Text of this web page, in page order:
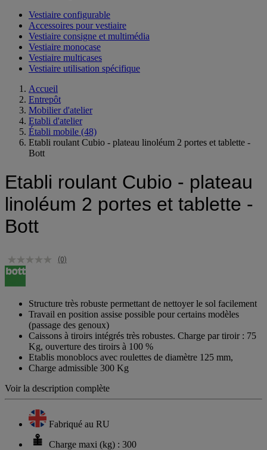
Vestiaire configurable
Accessoires pour vestiaire
Vestiaire consigne et multimédia
Vestiaire monocase
Vestiaire multicases
Vestiaire utilisation spécifique
Accueil
Entrepôt
Mobilier d'atelier
Etabli d'atelier
Établi mobile (48)
Etabli roulant Cubio - plateau linoléum 2 portes et tablette -
Bott
Etabli roulant Cubio - plateau
linoléum 2 portes et tablette -
Bott
(0)
Structure très robuste permettant de nettoyer le sol facilement
Travail en position assise possible pour certains modèles
(passage des genoux)
Caissons à tiroirs intégrés très robustes. Charge par tiroir : 75
Kg, ouverture des tiroirs à 100 %
Etablis monoblocs avec roulettes de diamètre 125 mm,
Charge admissible 300 Kg
Voir la description complète
Fabriqué au RU
Charge maxi (kg) : 300